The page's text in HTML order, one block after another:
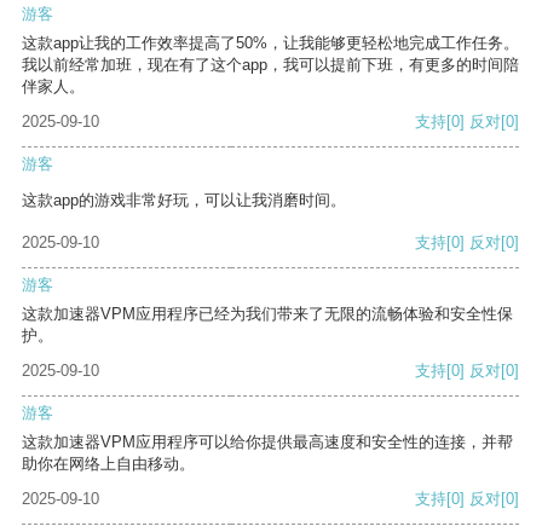
游客
这款app让我的工作效率提高了50%，让我能够更轻松地完成工作任务。
我以前经常加班，现在有了这个app，我可以提前下班，有更多的时间陪
伴家人。
2025-09-10
支持[0] 反对[0]
游客
这款app的游戏非常好玩，可以让我消磨时间。
2025-09-10 支持[0] 反对[0]
游客
这款加速器VPM应用程序已经为我们带来了无限的流畅体验和安全性保
护。
2025-09-10
支持[0] 反对[0]
游客
这款加速器VPM应用程序可以给你提供最高速度和安全性的连接，并帮
助你在网络上自由移动。
2025-09-10
支持[0] 反对[0]